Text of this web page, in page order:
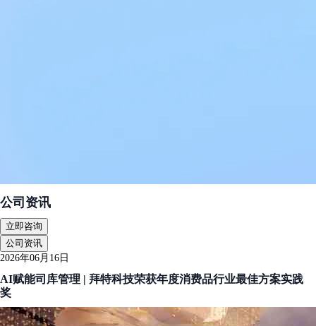
公司资讯
立即咨询
公司资讯
2026年06月16日
AI赋能司库管理 | 拜特科技荣获年度消费品行业最佳方案实践
奖